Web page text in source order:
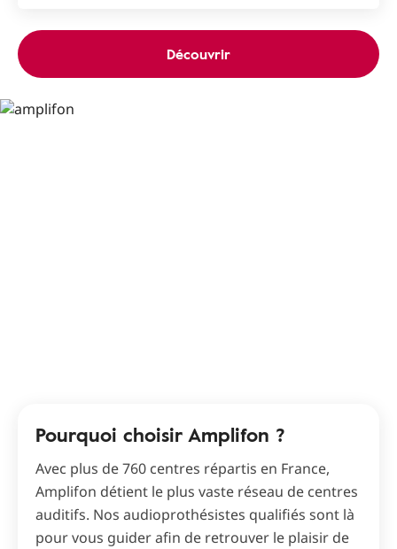
Découvrir
Pourquoi choisir Amplifon ?
Avec plus de 760 centres répartis en France,
Amplifon détient le plus vaste réseau de centres
auditifs. Nos audioprothésistes qualifiés sont là
pour vous guider afin de retrouver le plaisir de